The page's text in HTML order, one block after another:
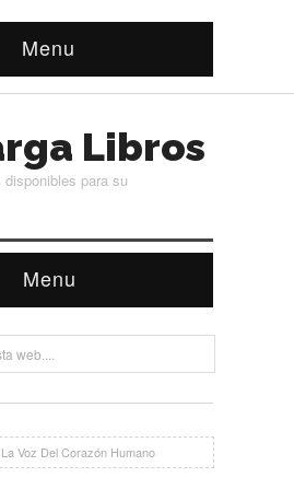
Menu
Libros
para su
Menu
La Voz Del Corazón Humano